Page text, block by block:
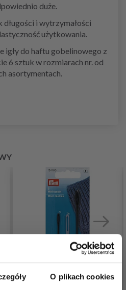
O plikach cookies
duże.
i wytrzymałości
użytkowania.
igły do haftu gobelinowego z
6 sztuk w rozmiarach nr. od
asortymentach.